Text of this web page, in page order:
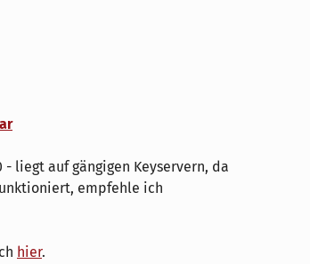
- liegt auf gängigen Keyservern, da
empfehle ich
hier.